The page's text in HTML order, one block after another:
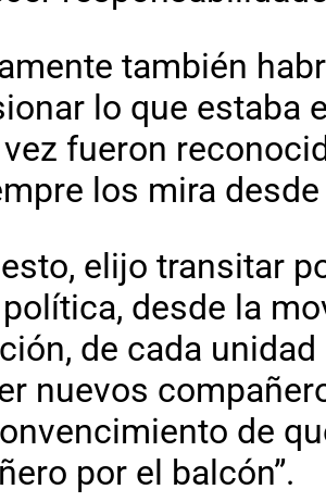
también
lo que estaba
fueron
los mira
elijo transitar
desde la
de cada
nuevos
de
por el balcón”.